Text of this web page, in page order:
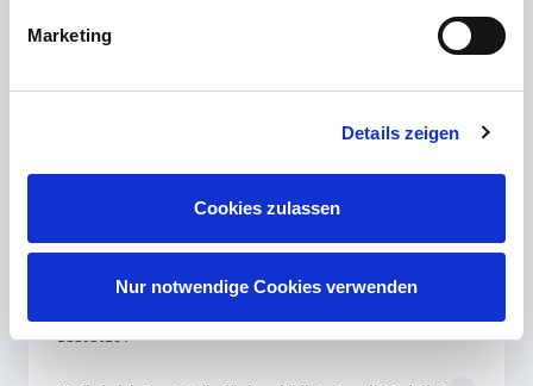
Marketing
Details zeigen
Cookies zulassen
Nur notwendige Cookies verwenden
besten geeignet?
Verpackung von der Bauanleitung?
Markt?
Bausätze?